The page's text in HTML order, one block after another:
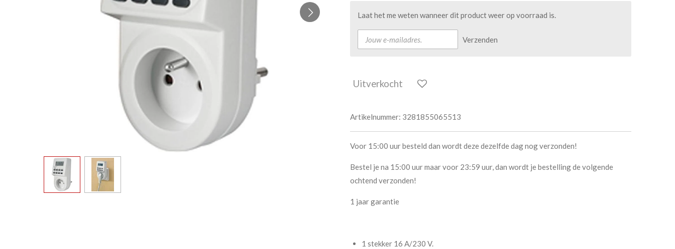
Laat het me weten wanneer dit product weer op voorraad is.
Verzenden
Uitverkocht
Artikelnummer: 3281855065513
Voor 15:00 uur besteld dan wordt deze dezelfde dag nog verzonden!
Bestel je na 15:00 uur maar voor 23:59 uur, dan wordt je bestelling de volgende
ochtend verzonden!
1 jaar garantie
1 stekker 16 A/230 V.